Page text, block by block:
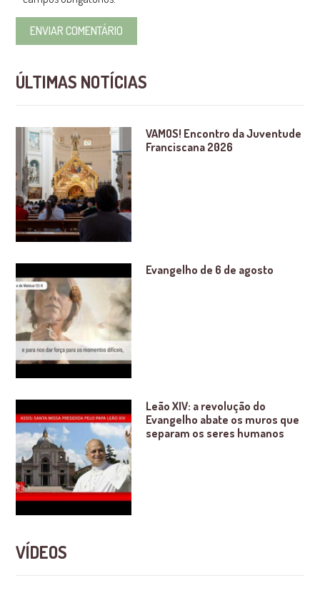
ÚLTIMAS NOTÍCIAS
VAMOS! Encontro da Juventude
Franciscana 2026
Evangelho de 6 de agosto
Leão XIV: a revolução do
Evangelho abate os muros que
separam os seres humanos
VÍDEOS